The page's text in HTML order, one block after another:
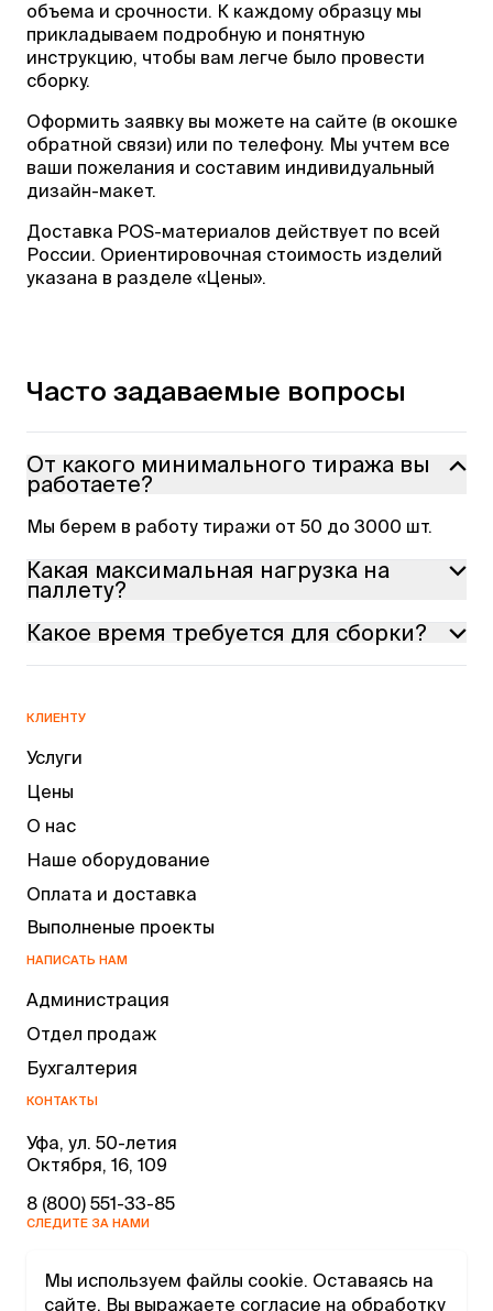
объема и срочности. К каждому образцу мы
прикладываем подробную и понятную
инструкцию, чтобы вам легче было провести
сборку.
Оформить заявку вы можете на сайте (в окошке
обратной связи) или по телефону. Мы учтем все
ваши пожелания и составим индивидуальный
дизайн-макет.
Доставка POS-материалов действует по всей
России. Ориентировочная стоимость изделий
указана в разделе «Цены».
Часто задаваемые вопросы
От какого минимального тиража вы
работаете?
Мы берем в работу тиражи от 50 до 3000 шт.
Какая максимальная нагрузка на
паллету?
До 500 кг.
Какое время требуется для сборки?
многоярусная конструкция).
Мы используем файлы cookie. Оставаясь на
сайте, Вы выражаете согласие на обработку
КЛИЕНТУ
Услуги
Цены
О нас
Наше оборудование
Оплата и доставка
Выполненые проекты
НАПИСАТЬ НАМ
Администрация
Отдел продаж
Бухгалтерия
КОНТАКТЫ
Уфа, ул. 50-летия
Октября, 16, 109
8 (800) 551-33-85
СЛЕДИТЕ ЗА НАМИ